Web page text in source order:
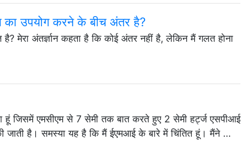
का उपयोग करने के बीच अंतर है?
मेरा अंतर्ज्ञान कहता है कि कोई अंतर नहीं है, लेकिन मैं गलत होना
हूं जिसमें एमसीएम से 7 सेमी तक बात करते हुए 2 सेमी हर्ट्ज एसपीआई
जाती है। समस्या यह है कि मैं ईएमआई के बारे में चिंतित हूं। मैंने …